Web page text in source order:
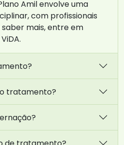
Amil envolve uma
com profissionais
mais, entre em
tratamento?